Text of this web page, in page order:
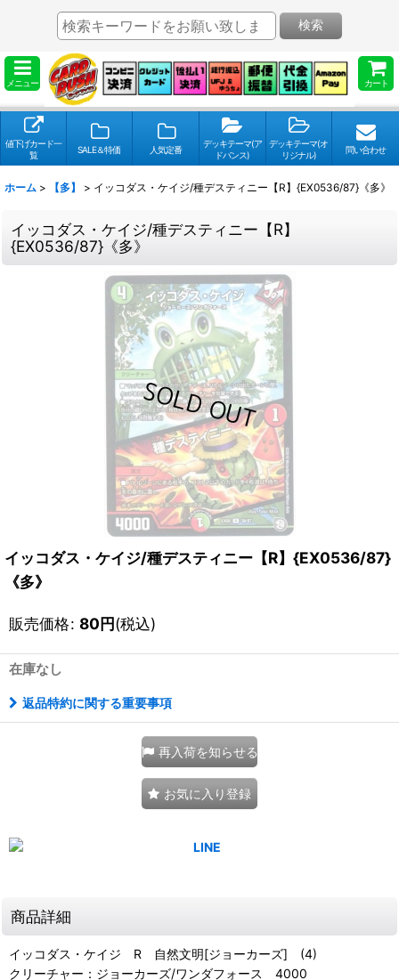
メニュー カート
検索
値下げカード一
覧
SALE＆特価 人気定番
デッキテーマ(ア
ドバンス)
デッキテーマ(オ
リジナル)
問い合わせ
ホーム > 【多】 > イッコダス・ケイジ/種デスティニー【R】{EX0536/87}《多》
イッコダス・ケイジ/種デスティニー【R】
{EX0536/87}《多》
イッコダス・ケイジ/種デスティニー【R】{EX0536/87}
《多》
販売価格: 80円(税込)
在庫なし
返品特約に関する重要事項
再入荷を知らせる
お気に入り登録
商品詳細
イッコダス・ケイジ R 自然文明[ジョーカーズ] (4)
クリーチャー：ジョーカーズ/ワンダフォース 4000